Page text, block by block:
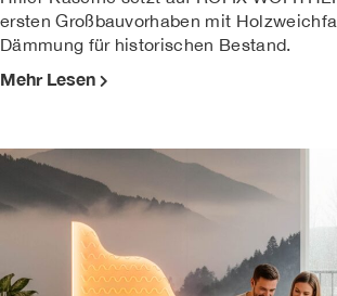
ersten Großbauvorhaben mit
Dämmung für historischen Bestand.
Mehr Lesen